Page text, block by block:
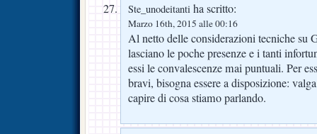
Ste_unodeitanti ha scritto:
Marzo 16th, 2015 alle 00:16
Al netto delle considerazioni tecniche su
lasciano le poche presenze e i tanti
essi le convalescenze mai puntuali. Per
bravi, bisogna essere a disposizione:
capire di cosa stiamo parlando.